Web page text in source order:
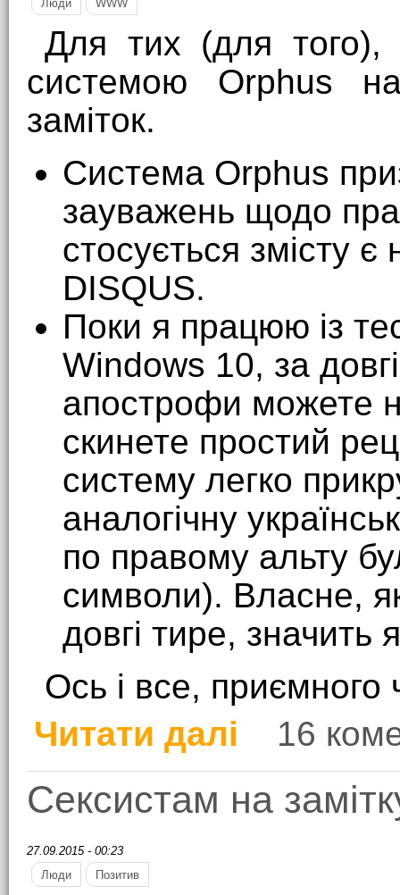
Люди WWW
Для тих (для того),
системою Orphus
заміток.
Система Orphus
зауважень щодо
стосується змісту
DISQUS.
Поки я працюю із
Windows 10, за
апострофи можете
скинете простий
систему легко
аналогічну
по правому альту
символи). Власне,
довгі тире, значить
Ось і все, приємного
Читати далі
про Грамотіям на
16
Сексистам на
27.09.2015 - 00:23
Люди
Позитив